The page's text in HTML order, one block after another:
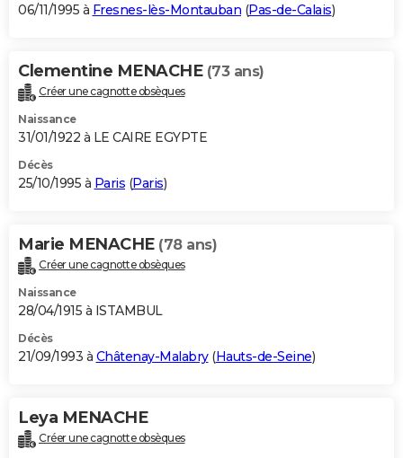
06/11/1995 à Fresnes-lès-Montauban (Pas-de-Calais)
Clementine MENACHE (73 ans)
Créer une cagnotte obsèques
Naissance
31/01/1922 à LE CAIRE EGYPTE
Décès
25/10/1995 à Paris (Paris)
Marie MENACHE (78 ans)
Créer une cagnotte obsèques
Naissance
28/04/1915 à ISTAMBUL
Décès
21/09/1993 à Châtenay-Malabry(Hauts-de-Seine)
Leya MENACHE
Créer une cagnotte obsèques